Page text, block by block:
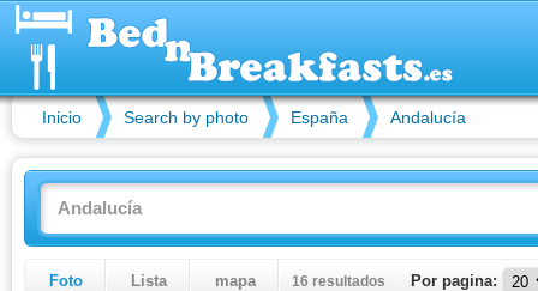
Inicio Search by photo España Andalucía
Foto Lista mapa 16 resultados Por pagina: